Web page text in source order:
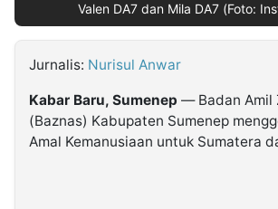
Valen DA7 dan Mila DA7 (Foto:
Jurnalis: Nurisul Anwar
Kabar Baru, Sumenep — Badan Amil
(Baznas) Kabupaten Sumenep
Amal Kemanusiaan untuk Sumatera